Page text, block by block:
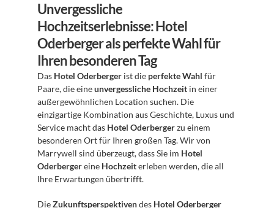
Unvergessliche
Hochzeitserlebnisse: Hotel
Oderberger als perfekte Wahl für
Ihren besonderen Tag
Das Hotel Oderberger ist die perfekte Wahl für
Paare, die eine unvergessliche Hochzeit in einer
außergewöhnlichen Location suchen. Die
einzigartige Kombination aus Geschichte, Luxus und
Service macht das Hotel Oderberger zu einem
besonderen Ort für Ihren großen Tag. Wir von
Marrywell sind überzeugt, dass Sie im Hotel
Oderberger eine Hochzeit erleben werden, die all
Ihre Erwartungen übertrifft.
Die Zukunftsperspektiven des Hotel Oderberger